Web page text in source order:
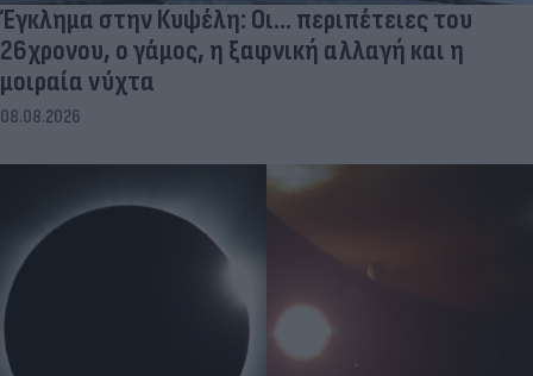
Έγκλημα στην Κυψέλη: Οι... περιπέτειες του
26χρονου, ο γάμος, η ξαφνική αλλαγή και η
μοιραία νύχτα
08.08.2026